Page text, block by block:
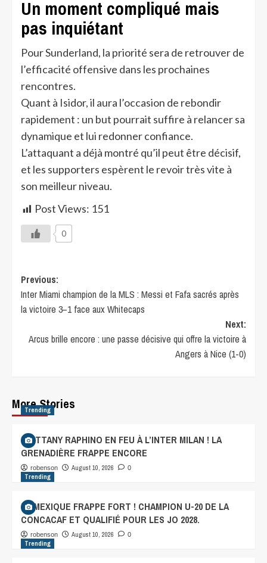
Un moment compliqué mais
pas inquiétant
Pour Sunderland, la priorité sera de retrouver de
l’efficacité offensive dans les prochaines
rencontres.
Quant à Isidor, il aura l’occasion de rebondir
rapidement : un but pourrait suffire à relancer sa
dynamique et lui redonner confiance.
L’attaquant a déjà montré qu’il peut être décisif,
et les supporters espèrent le revoir très vite à
son meilleur niveau.
Post Views: 151
0
Previous:
Inter Miami champion de la MLS : Messi et Fafa sacrés après
la victoire 3–1 face aux Whitecaps
Next:
Arcus brille encore : une passe décisive qui offre la victoire à
Angers à Nice (1-0)
More Stories
Trending
BRITTANY RAPHINO EN FEU À L’INTER MILAN ! LA
GRENADIÈRE FRAPPE ENCORE
robenson August 10, 2026 0
Trending
LE MEXIQUE FRAPPE FORT ! CHAMPION U-20 DE LA
CONCACAF ET QUALIFIÉ POUR LES JO 2028.
robenson August 10, 2026 0
Trending